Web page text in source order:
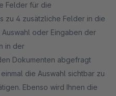
Felder für die
zu 4 zusätzliche Felder in die
oder Eingaben der
in der
die Auswahl sichtbar zu
Ebenso wird Ihnen die